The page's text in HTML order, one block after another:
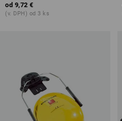
od 9,72 €
(v. DPH) od 3 ks